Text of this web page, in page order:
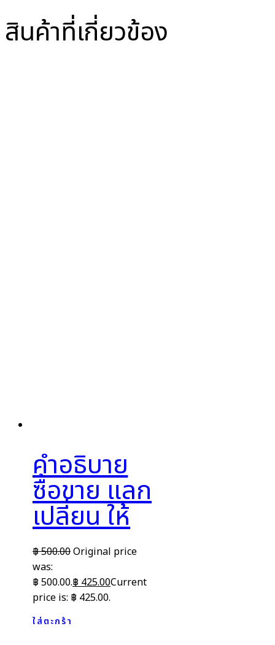
สินค้าที่เกี่ยวข้อง
คำอธิบาย
ซื้อขาย แลก
เปลี่ยน ให้
฿500.00Original price
was:
฿ 500.00.฿425.00Current
price is: ฿ 425.00.
ใส่ตะกร้า